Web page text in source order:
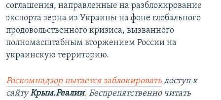
соглашения, направленные на разблокирование
экспорта зерна из Украины на фоне глобального
продовольственного кризиса, вызванного
полномасштабным вторжением России на
украинскую территорию.
Роскомнадзор пытается заблокировать доступ к
сайтуКрым.Реалии. Беспрепятственно читать